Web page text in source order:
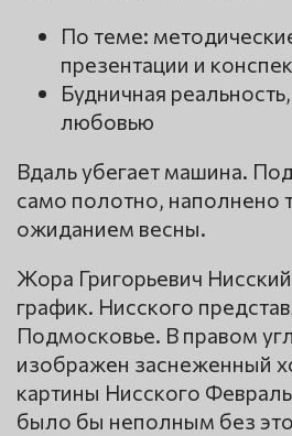
По теме:
презентации и
Будничная
любовью
Вдаль убегает машина.
само полотно, наполнено
ожиданием весны.
Жора Григорьевич
график. Нисского
Подмосковье. В правом
изображен заснеженный
картины Нисского
было бы неполным без